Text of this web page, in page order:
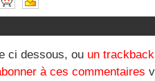
ci dessous, ou un trackback
à ces commentaires